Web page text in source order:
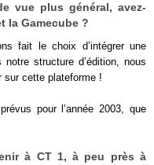
vue plus général, avez-
la Gamecube ?
fait le choix d’intégrer une
structure d’édition, nous
sur cette plateforme !
pour l’année 2003, que
à CT 1, à peu près à